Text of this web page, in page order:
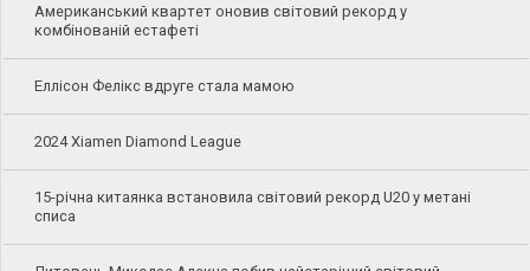
Американський квартет оновив світовий рекорд у
комбінованій естафеті
Еллісон Фелікс вдруге стала мамою
2024 Xiamen Diamond League
15-річна китаянка встановила світовий рекорд U20 у метані
списа